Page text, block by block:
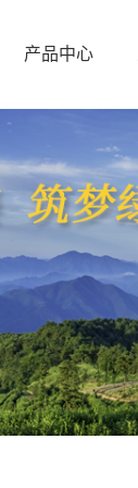
产品中心